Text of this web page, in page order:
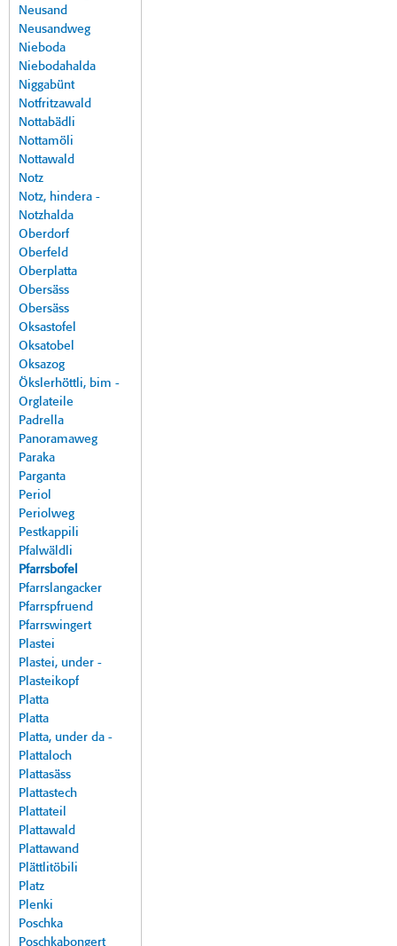
Neusand
Neusandweg
Nieboda
Niebodahalda
Niggabünt
Notfritzawald
Nottabädli
Nottamöli
Nottawald
Notz
Notz, hindera -
Notzhalda
Oberdorf
Oberfeld
Oberplatta
Obersäss
Obersäss
Oksastofel
Oksatobel
Oksazog
Ökslerhöttli, bim -
Orglateile
Padrella
Panoramaweg
Paraka
Parganta
Periol
Periolweg
Pestkappili
Pfalwäldli
Pfarrsbofel
Pfarrslangacker
Pfarrspfruend
Pfarrswingert
Plastei
Plastei, under -
Plasteikopf
Platta
Platta
Platta, under da -
Plattaloch
Plattasäss
Plattastech
Plattateil
Plattawald
Plattawand
Plättlitöbili
Platz
Plenki
Poschka
Poschkabongert